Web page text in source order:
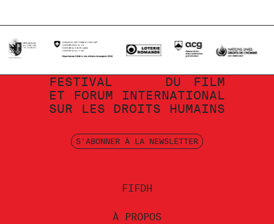
FIFDH
À PROPOS
FESTIVAL DU
FILM
ET
FORUM
INTERNATIONAL
SUR
LES DROITS HUMAINS
S'ABONNER À LA NEWSLETTER